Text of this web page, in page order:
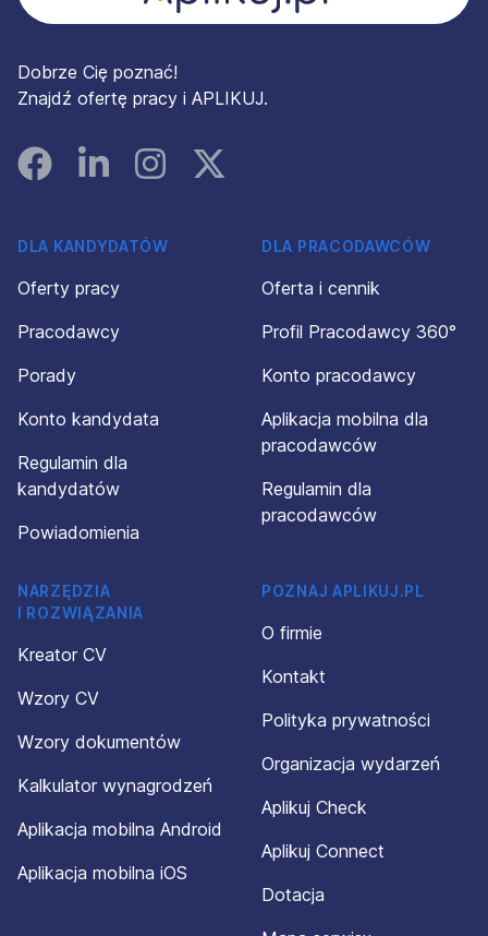
Dobrze Cię poznać!
Znajdź ofertę pracy i APLIKUJ.
FacebookLinked InInstagramInstagram
DLA KANDYDATÓW
Oferty pracy
Pracodawcy
Porady
Konto kandydata
Regulamin dla
kandydatów
Powiadomienia
DLA PRACODAWCÓW
Oferta i cennik
Profil Pracodawcy 360°
Konto pracodawcy
Aplikacja mobilna dla
pracodawców
Regulamin dla
pracodawców
NARZĘDZIA
I ROZWIĄZANIA
Kreator CV
Wzory CV
Wzory dokumentów
Kalkulator wynagrodzeń
Aplikacja mobilna Android
Aplikacja mobilna iOS
POZNAJ APLIKUJ.PL
O firmie
Kontakt
Polityka prywatności
Organizacja wydarzeń
Aplikuj Check
Aplikuj Connect
Dotacja